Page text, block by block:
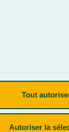
Tout
Autoriser la